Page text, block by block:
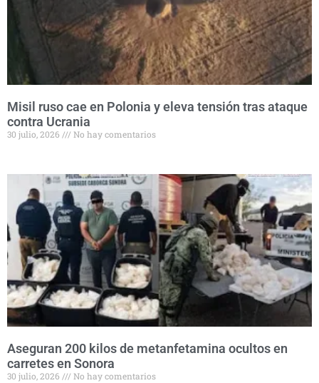
Misil ruso cae en Polonia y eleva tensión tras ataque
contra Ucrania
30 julio, 2026 No hay comentarios
Aseguran 200 kilos de metanfetamina ocultos en
carretes en Sonora
30 julio, 2026 No hay comentarios